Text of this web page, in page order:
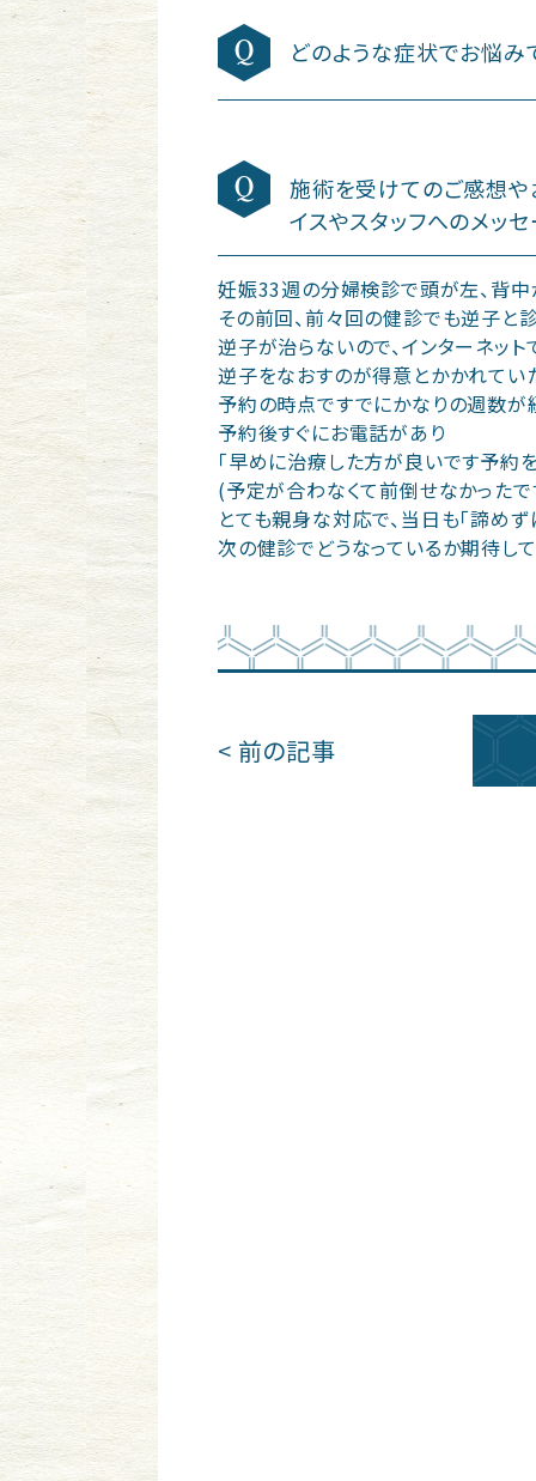
どのような症状でお悩み
施術を受けてのご感想や
イスやスタッフへのメッ
妊娠33週の分婦検診で頭が左、背
その前回、前々回の健診でも逆子と
逆子が治らないので、インターネッ
逆子をなおすのが得意とかかれてい
予約の時点ですでにかなりの週数が
予約後すぐにお電話があり
｢早めに治療した方が良いです予約
(予定が合わなくて前倒せなかった
とても親身な対応で、当日も｢諦めず
次の健診でどうなっているか期待して
< 前の記事